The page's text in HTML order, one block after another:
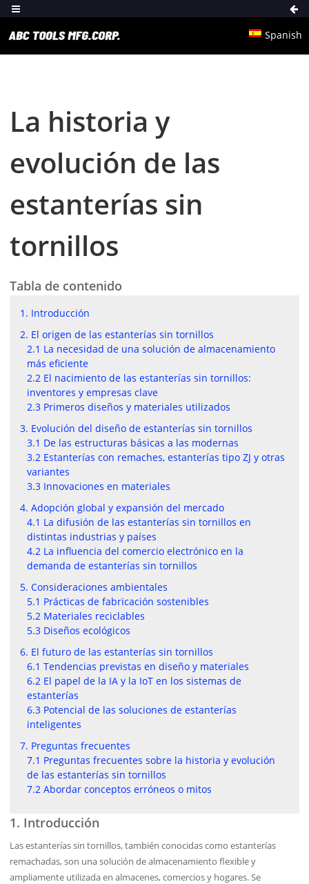
Spanish
La historia y
evolución de las
estanterías sin
tornillos
Tabla de contenido
1. Introducción
2. El origen de las estanterías sin tornillos
2.1 La necesidad de una solución de almacenamiento
más eficiente
2.2 El nacimiento de las estanterías sin tornillos:
inventores y empresas clave
2.3 Primeros diseños y materiales utilizados
3. Evolución del diseño de estanterías sin tornillos
3.1 De las estructuras básicas a las modernas
3.2 Estanterías con remaches, estanterías tipo ZJ y otras
variantes
3.3 Innovaciones en materiales
4. Adopción global y expansión del mercado
4.1 La difusión de las estanterías sin tornillos en
distintas industrias y países
4.2 La influencia del comercio electrónico en la
demanda de estanterías sin tornillos
5. Consideraciones ambientales
5.1 Prácticas de fabricación sostenibles
5.2 Materiales reciclables
5.3 Diseños ecológicos
6. El futuro de las estanterías sin tornillos
6.1 Tendencias previstas en diseño y materiales
6.2 El papel de la IA y la IoT en los sistemas de
estanterías
6.3 Potencial de las soluciones de estanterías
inteligentes
7. Preguntas frecuentes
7.1 Preguntas frecuentes sobre la historia y evolución
de las estanterías sin tornillos
7.2 Abordar conceptos erróneos o mitos
1. Introducción
Las estanterías sin tornillos, también conocidas como estanterías
remachadas, son una solución de almacenamiento flexible y
ampliamente utilizada en almacenes, comercios y hogares. Se